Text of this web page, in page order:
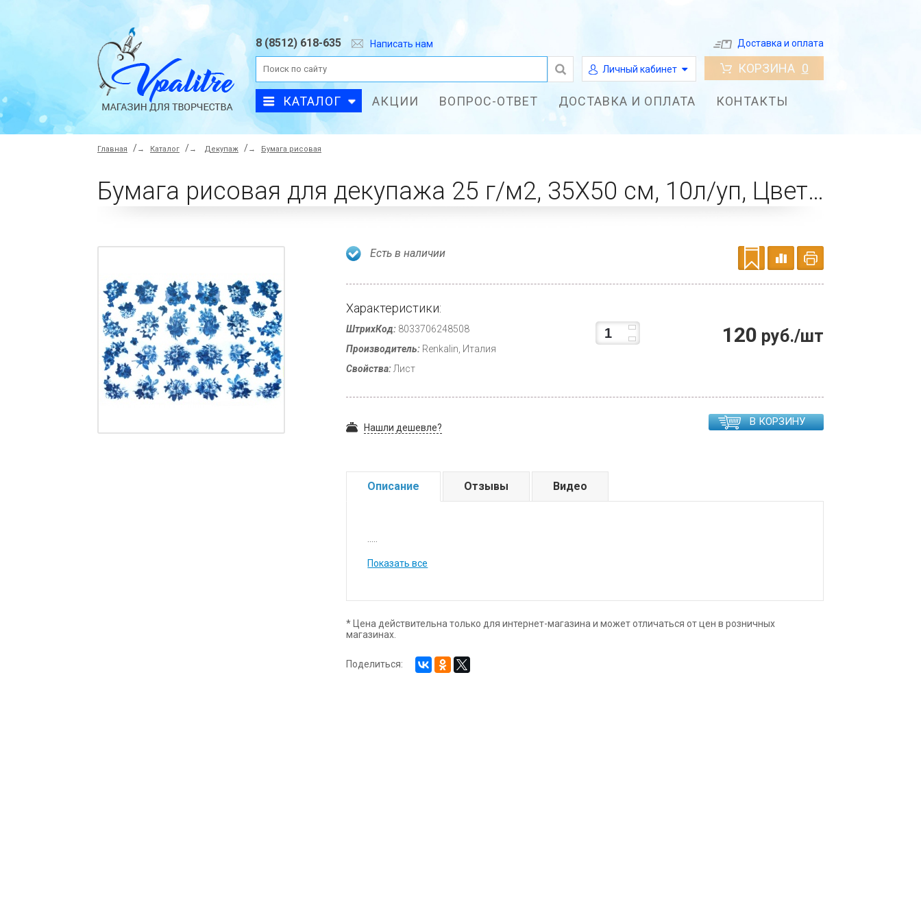
8 (8512) 618-635 Написать нам Доставка и оплата
Личный кабинет КОРЗИНА 0
КАТАЛОГ АКЦИИ ВОПРОС-ОТВЕТ ДОСТАВКА И ОПЛАТА КОНТАКТЫ
Главная → Каталог → Декупаж → Бумага рисовая
Бумага рисовая для декупажа 25 г/м2, 35X50 см, 10л/уп, Цветы синие
Есть в наличии
Характеристики:
ШтрихКод: 8033706248508
Производитель: Renkalin, Италия
Свойства: Лист
120 руб./шт
Нашли дешевле? В КОРЗИНУ
Описание Отзывы Видео
Показать все
* Цена действительна только для интернет-магазина и может отличаться от цен в розничных
магазинах.
Поделиться: